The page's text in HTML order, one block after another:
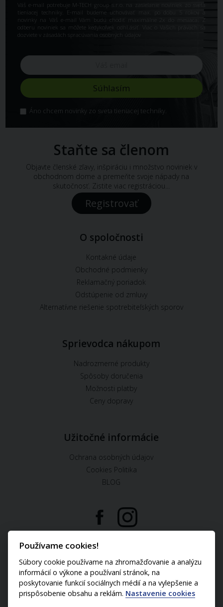
Váš e-mail potrebuje M-TECH group s.r.o. na zasielanie noviniek zo sveta
tieniacej techniky. E-mail budeme uchovávať max. po dobu 5 rokov a
novinky na Váš e-mail Vám budú chodiť maximálne 2x do mesiaca. Z
odberu noviniek sa môžete kedykoľvek odhl.ásiť. Viac o Vašich právach sa
dozviete v
zásadách spracúvania osobných údajov
Áno chcem novinky zo sveta tieniacej techniky.
Staňte sa členom
Objavte členské zľavy, inšpiráciu i množstvo noviniek v
obchodnom dome a premeňte svoje nápady na
skutočnosť. Zistite viac registráciou...
Registrovať
O spoločnosti
Kontakné údaje
Obchodné podmienky
Reklamačný poriadok
Odstúpenie od zmluvy
Alternatívne riešenie spotrebiteľských sporov
Sprievodca nákupom
Nadrozmerné produkty
Spôsoby doručenia
Možnosti platby
Ceny dopravy
Užitočné informácie
Ochrana osobných údajov
Cookies Politika
BLOG
U nás môžete platiť:
Používame cookies!
Súbory cookie používame na zhromažďovanie a analýzu
informácií o výkone a používaní stránok, na
poskytovanie funkcií sociálnych médií a na vylepšenie a
prispôsobenie obsahu a reklám. Nastavenie cookies